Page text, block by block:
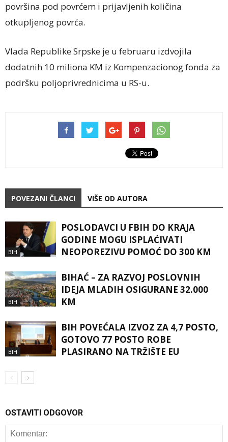
površina pod povrćem i prijavljenih količina
otkupljenog povrća.
Vlada Republike Srpske je u februaru izdvojila
dodatnih 10 miliona KM iz Kompenzacionog fonda za
podršku poljoprivrednicima u RS-u.
POVEZANI ČLANCI VIŠE OD AUTORA
BIH
POSLODAVCI U FBIH DO KRAJA
GODINE MOGU ISPLAĆIVATI
NEOPOREZIVU POMOĆ DO 300 KM
BIH
BIHAĆ – ZA RAZVOJ POSLOVNIH
IDEJA MLADIH OSIGURANE 32.000
KM
BIH
BIH POVEĆALA IZVOZ ZA 4,7 POSTO,
GOTOVO 77 POSTO ROBE
PLASIRANO NA TRŽIŠTE EU
OSTAVITI ODGOVOR